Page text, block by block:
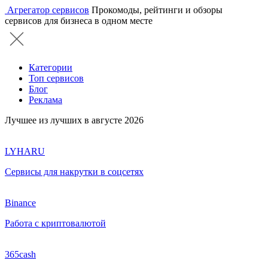
Агрегатор сервисов Прокомоды, рейтинги и обзоры
сервисов для бизнеса в одном месте
Категории
Топ сервисов
Блог
Реклама
Лучшее из лучших в августе 2026
LYHARU
Сервисы для накрутки в соцсетях
Binance
Работа с криптовалютой
365cash